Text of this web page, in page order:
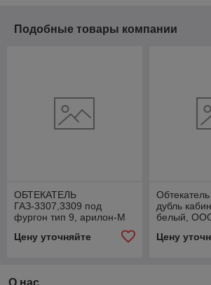
Подобные товары компании
ОБТЕКАТЕЛЬ
ГАЗ-3307,3309 под
фургон тип 9, арилон-М
Цену уточняйте
дубль
белый,
Цену
О нас